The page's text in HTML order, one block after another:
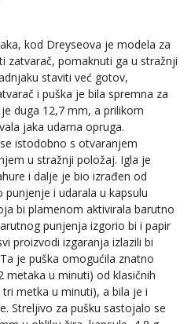
kod Dreyseova je modela za
zatvarač, pomaknuti ga u stražnji
staviti već gotov,
i puška je bila spremna za
duga 12,7 mm, a prilikom
jaka udarna opruga.
istodobno s otvaranjem
u stražnji položaj. Igla je
i dalje je bio izrađen od
i udarala u kapsulu
bi plamenom aktivirala barutno
punjenja izgorio bi i papir
proizvodi izgaranja izlazili bi
je puška omogućila znatno
metaka u minuti) od klasičnih
metka u minuti), a bila je i
Streljivo za pušku sastojalo se